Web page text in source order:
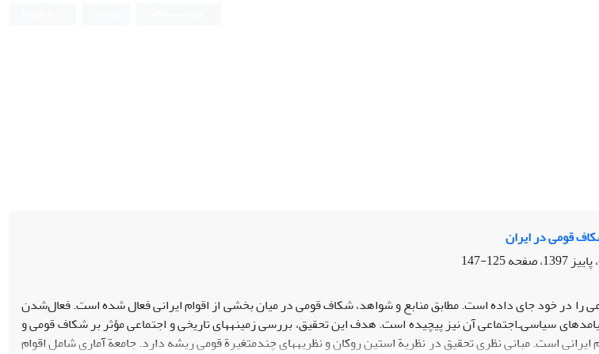
قومی در ایران
125-147
را در خود جای داده است. مطابق منابع و شواهد، شکاف قومی در میان بخشی از اقوام ایرانی فعال شده است. فعال‌شدن
سیاسی‌ـ‌اجتماعی آن نیز پیچیده است. هدف این تحقیق، بررسی زمینه‏های تاریخی و اجتماعی مؤثر بر شکاف قومی و
است. مبانی نظری تحقیق در نظریة استین روکان و نظریه­های چندمتغیرة قومی ریشه دارد. جامعة آماری شامل اقوام